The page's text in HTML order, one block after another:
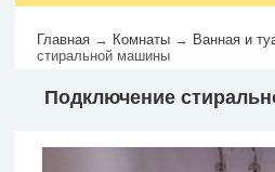
Главная → Комнаты → Ванная и
стиральной машины
Подключение